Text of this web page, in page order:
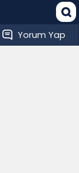
Yorum Yap